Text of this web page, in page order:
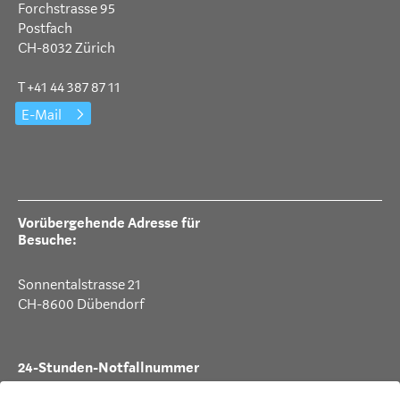
Forchstrasse 95
Postfach
CH-8032 Zürich
T +41 44 387 87 11
E-Mail
Vorübergehende Adresse für
Besuche:
Sonnentalstrasse 21
CH-8600 Dübendorf
24-Stunden-Notfallnummer